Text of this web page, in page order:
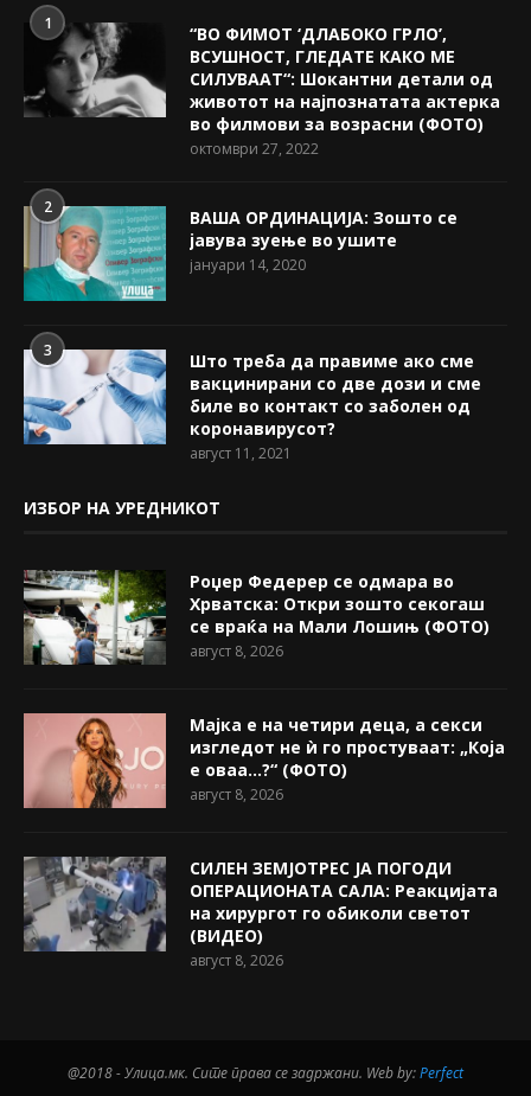
1
“ВО ФИМОТ ‘ДЛАБОКО ГРЛО’,
ВСУШНОСТ, ГЛЕДАТЕ КАКО МЕ
СИЛУВААТ“: Шокантни детали од
животот на најпознатата актерка
во филмови за возрасни (ФОТО)
октомври 27, 2022
2
ВАША ОРДИНАЦИЈА: Зошто се
јавува зуење во ушите
јануари 14, 2020
3
Што треба да правиме ако сме
вакцинирани со две дози и сме
биле во контакт со заболен од
коронавирусот?
август 11, 2021
ИЗБОР НА УРЕДНИКОТ
Роџер Федерер се одмара во
Хрватска: Откри зошто секогаш
се враќа на Мали Лошињ (ФОТО)
август 8, 2026
Мајка е на четири деца, а секси
изгледот не ѝ го простуваат: „Која
е оваа…?“ (ФОТО)
август 8, 2026
СИЛЕН ЗЕМЈОТРЕС ЈА ПОГОДИ
ОПЕРАЦИОНАТА САЛА: Реакцијата
на хирургот го обиколи светот
(ВИДЕО)
август 8, 2026
@2018 - Улица.мк. Сите права се задржани. Web by:Perfect